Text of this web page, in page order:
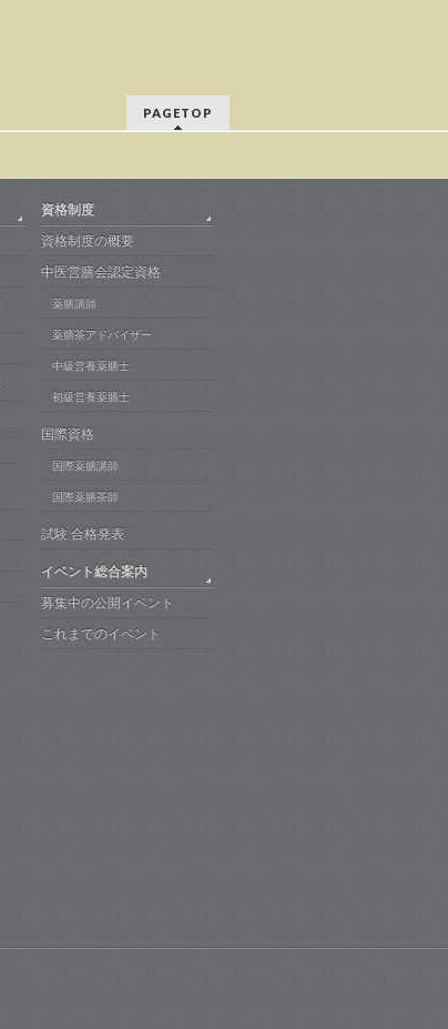
PAGETOP
資格制度
資格制度の概要
中医営膳会認定資格
薬膳講師
薬膳茶アドバイザー
中級営養薬膳士
初級営養薬膳士
国際資格
国際薬膳講師
国際薬膳茶師
試験 合格発表
イベント総合案内
募集中の公開イベント
これまでのイベント